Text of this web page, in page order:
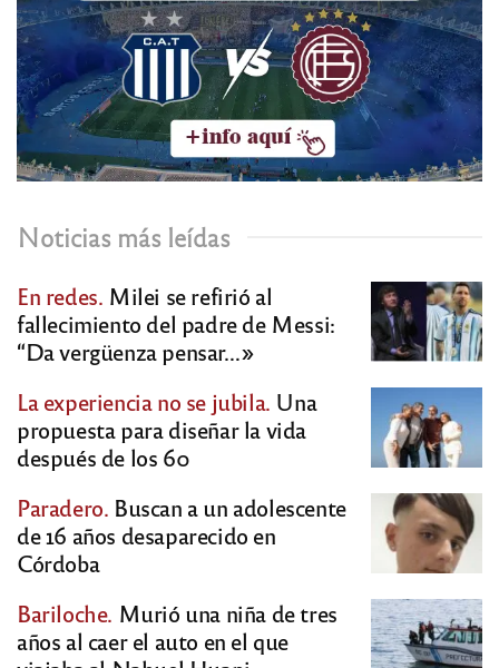
Noticias más leídas
En redes. Milei se refirió al
fallecimiento del padre de Messi:
“Da vergüenza pensar…»
La experiencia no se jubila. Una
propuesta para diseñar la vida
después de los 60
Paradero. Buscan a un adolescente
de 16 años desaparecido en
Córdoba
Bariloche. Murió una niña de tres
años al caer el auto en el que